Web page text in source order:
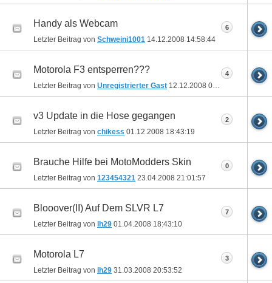
Handy als Webcam
Letzter Beitrag von Schweini1001 14.12.2008 14:58:44
6
Motorola F3 entsperren???
Letzter Beitrag von Unregistrierter Gast 12.12.2008 07:58:42
4
v3 Update in die Hose gegangen
Letzter Beitrag von chikess 01.12.2008 18:43:19
2
Brauche Hilfe bei MotoModders Skin
Letzter Beitrag von 123454321 23.04.2008 21:01:57
0
Blooover(II) Auf Dem SLVR L7
Letzter Beitrag von lh29 01.04.2008 18:43:10
7
Motorola L7
Letzter Beitrag von lh29 31.03.2008 20:53:52
3